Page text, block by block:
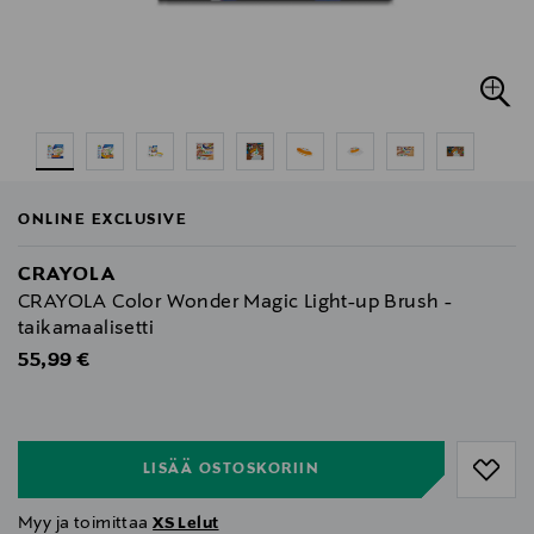
ONLINE EXCLUSIVE
CRAYOLA
CRAYOLA Color Wonder Magic Light-up Brush -
taikamaalisetti
Original Price
55,99 €
LISÄÄ OSTOSKORIIN
Myy ja toimittaaXS Lelut